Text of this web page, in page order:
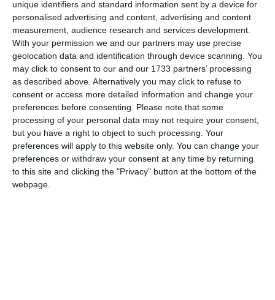
unique identifiers and standard information sent by a device for
personalised advertising and content, advertising and content
measurement, audience research and services development.
With your permission we and our partners may use precise
geolocation data and identification through device scanning. You
may click to consent to our and our 1733 partners’ processing
as described above. Alternatively you may click to refuse to
consent or access more detailed information and change your
preferences before consenting. Please note that some
processing of your personal data may not require your consent,
but you have a right to object to such processing. Your
preferences will apply to this website only. You can change your
preferences or withdraw your consent at any time by returning
to this site and clicking the "Privacy" button at the bottom of the
webpage.
Art. 4. Se aprobă actualizarea obiectului de activitate
conform CAEN Rev. 3 şi excluderea tuturor obiectelor de
activitate, cu excepția următoarelor coduri CAEN:
4712 - Comerț cu amănuntul nespecializat, cu
vânzare predominantă de produse nealimentare;
5210 - Depozitări;
5224 - Manipulări;
5231 - Activități de intermediere pentru transportul
de
marfă;
6820 - Închirierea şi subînchirierea bunurilor
imobiliare proprii sau închiriate;
7499 - Alte activități profesionale, științifice şi